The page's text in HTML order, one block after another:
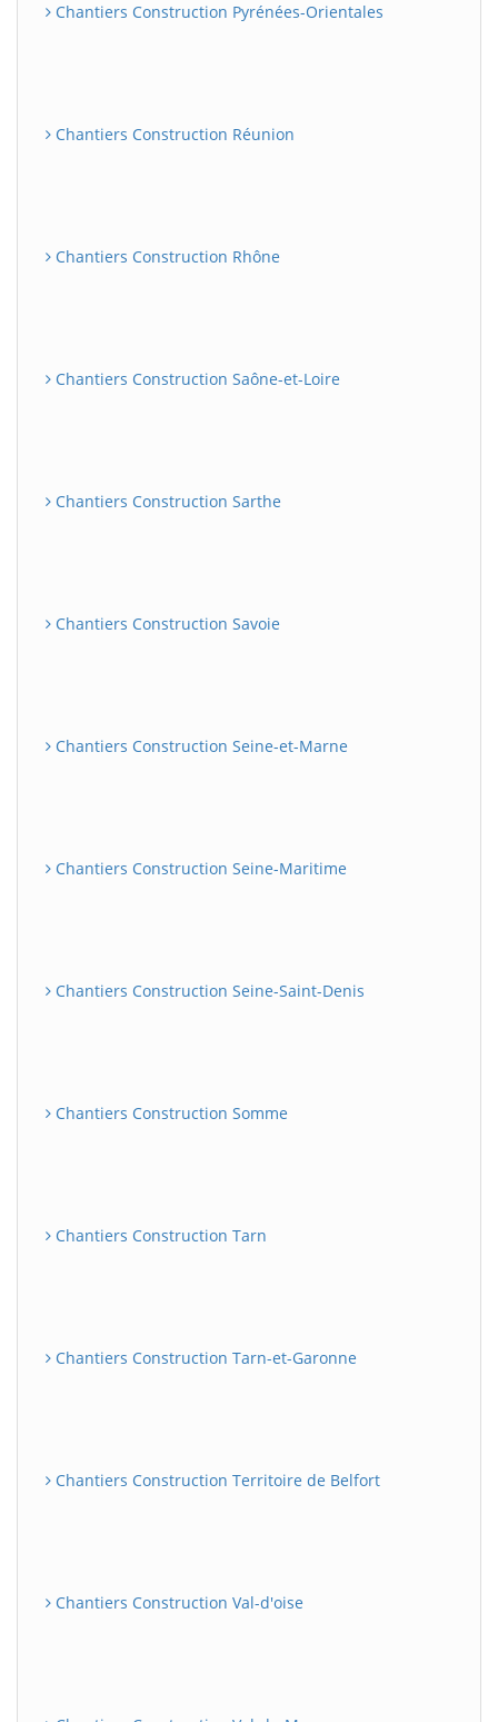
Chantiers Construction Pyrénées-Orientales
Chantiers Construction Réunion
Chantiers Construction Rhône
Chantiers Construction Saône-et-Loire
Chantiers Construction Sarthe
Chantiers Construction Savoie
Chantiers Construction Seine-et-Marne
Chantiers Construction Seine-Maritime
Chantiers Construction Seine-Saint-Denis
Chantiers Construction Somme
Chantiers Construction Tarn
Chantiers Construction Tarn-et-Garonne
Chantiers Construction Territoire de Belfort
Chantiers Construction Val-d'oise